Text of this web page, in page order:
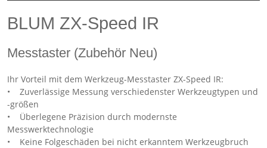
BLUM ZX-Speed IR
Messtaster (Zubehör Neu)
Ihr Vorteil mit dem Werkzeug-Messtaster ZX-Speed IR:
• Zuverlässige Messung verschiedenster Werkzeugtypen und
-größen
• Überlegene Präzision durch modernste
Messwerktechnologie
• Keine Folgeschäden bei nicht erkanntem Werkzeugbruch